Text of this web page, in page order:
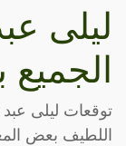
ليلى
اللطيف بعض